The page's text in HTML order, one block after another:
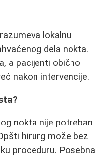
lokalnu
dela nokta.
a pacijenti obično
nakon intervencije.
nokta nije potreban
hirurg može bez
proceduru. Posebna